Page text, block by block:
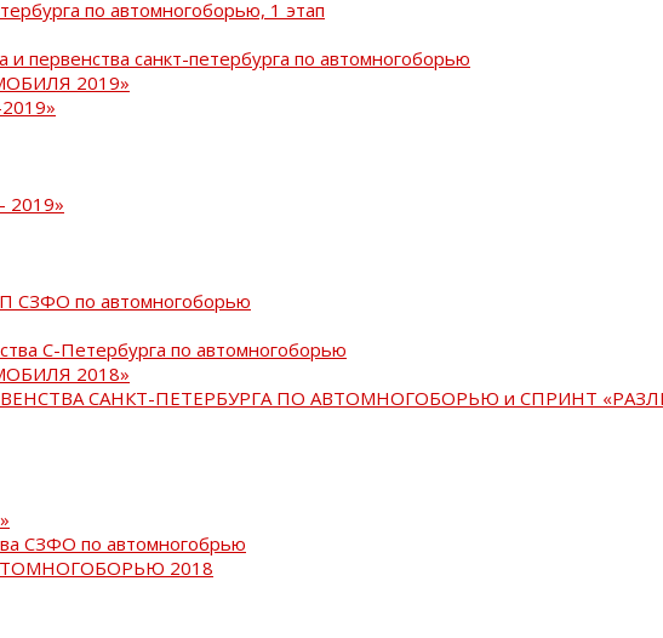
по автомногоборью, 1 этап
первенства санкт-петербурга по автомногоборью
2019»
СЗФО по автомногоборью
С-Петербурга по автомногоборью
2018»
САНКТ-ПЕТЕРБУРГА ПО АВТОМНОГОБОРЬЮ и СПРИНТ
СЗФО по автомногобрью
2018